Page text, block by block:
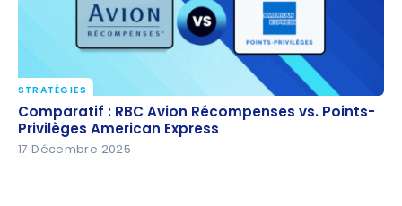
Comparatif : RBC Avion Récompenses vs. Points-
Privilèges American Express
STRATÉGIES
Comparatif : RBC Avion Récompenses vs. Points-
Privilèges American Express
17 Décembre 2025